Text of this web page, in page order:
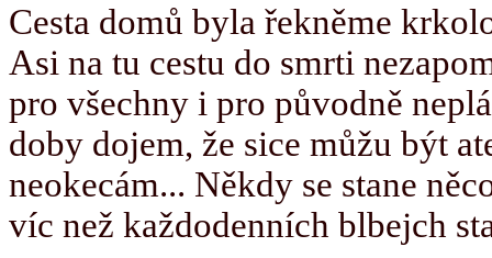
Cesta domů byla řekněme
Asi na tu cestu do smrti
pro všechny i pro původně
doby dojem, že sice můžu být
neokecám... Někdy se stane
víc než každodenních blbejch